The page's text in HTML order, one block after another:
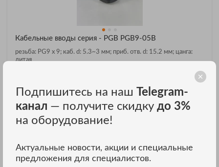
Кабельные вводы серия - PGB PGB9-05B
резьба: PG9 x 9; каб. d: 5.3~3 мм; приб. отв. d: 15.2 мм; цанга:
литая
ЗАКАЗАТЬ В ОДИН КЛИК
Подпишитесь на наш Telegram-
канал — получите скидку до 3%
на оборудование!
Актуальные новости, акции и специальные
предложения для специалистов.